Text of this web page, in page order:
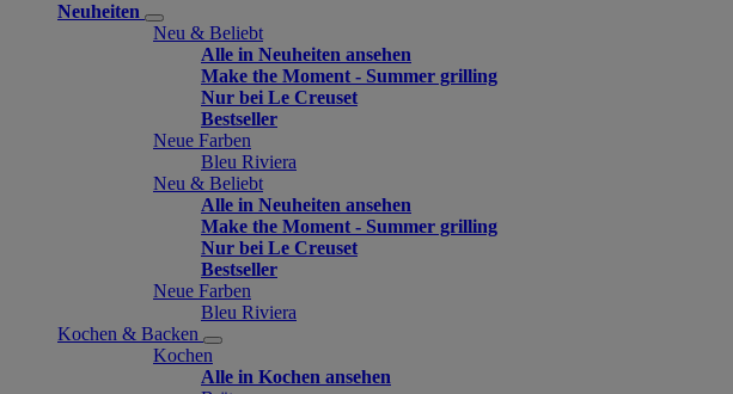
Neuheiten
Neu & Beliebt
Alle in Neuheiten ansehen
Make the Moment - Summer grilling
Nur bei Le Creuset
Bestseller
Neue Farben
Bleu Riviera
Neu & Beliebt
Alle in Neuheiten ansehen
Make the Moment - Summer grilling
Nur bei Le Creuset
Bestseller
Neue Farben
Bleu Riviera
Kochen & Backen
Kochen
Alle in Kochen ansehen